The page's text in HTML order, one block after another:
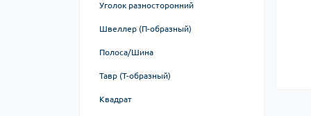
Уголок разносторонний
Швеллер (П-образный)
Полоса/Шина
Тавр (Т-образный)
Квадрат